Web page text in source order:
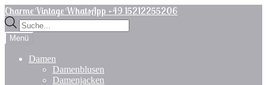
Zur
Navigation
springen
Zum
Inhalt
springen
Charme Vintage WhatsApp +49 15212255206
Products
search
Menü
Damen
Damenblusen
Damenjacken